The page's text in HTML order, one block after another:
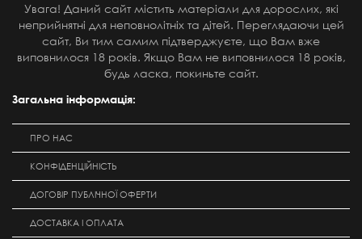
Увага! Даний сайт містить матеріали для дорослих, які
неприйнятні для неповнолітніх та дітей. Переглядаючи цей
сайт, Ви тим самим підтверджуєте, що Вам вже
виповнилося 18 років. Якщо Вам не виповнилося 18 років,
будь ласка, покиньте сайт.
Загальна інформація:
ПРО НАС
КОНФІДЕНЦІЙНІСТЬ
ДОГОВІР ПУБЛІЧНОЇ ОФЕРТИ
ДОСТАВКА І ОПЛАТА